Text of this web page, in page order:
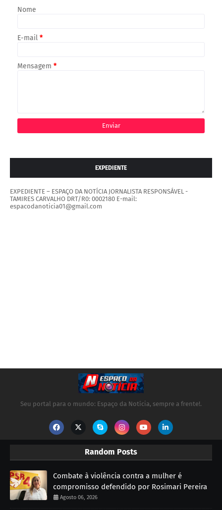
Nome
E-mail *
Mensagem *
EXPEDIENTE
EXPEDIENTE – ESPAÇO DA NOTÍCIA JORNALISTA RESPONSÁVEL -
TAMIRES CARVALHO DRT/R0: 0002180 E-mail:
espacodanoticia01@gmail.com
Seu portal para o mundo: Espaço da Notícia, sempre a frente!.
Random Posts
Combate à violência contra a mulher é
compromisso defendido por Rosimari Pereira
Agosto 06, 2026